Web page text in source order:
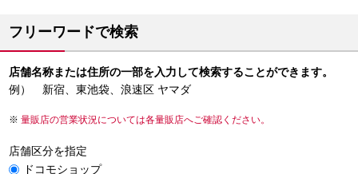
フリーワードで検索
店舗名称または住所の一部を入力して検索することができます。
例） 新宿、東池袋、浪速区 ヤマダ
量販店の営業状況については各量販店へご確認ください。
店舗区分を指定
ドコモショップ